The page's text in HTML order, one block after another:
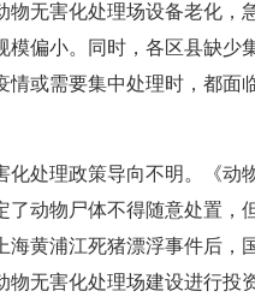
物无害化处理场设备老化，
模偏小。同时，各区县缺少
情或需要集中处理时，都面
化处理政策导向不明。《动
了动物尸体不得随意处置，
海黄浦江死猪漂浮事件后，
物无害化处理场建设进行投